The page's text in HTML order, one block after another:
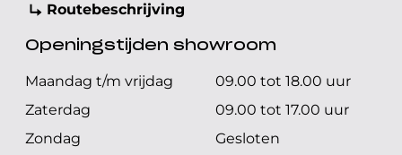
Routebeschrijving
Openingstijden showroom
Maandag t/m vrijdag
09.00 tot 18.00 uur
Zaterdag
09.00 tot 17.00 uur
Zondag
Gesloten